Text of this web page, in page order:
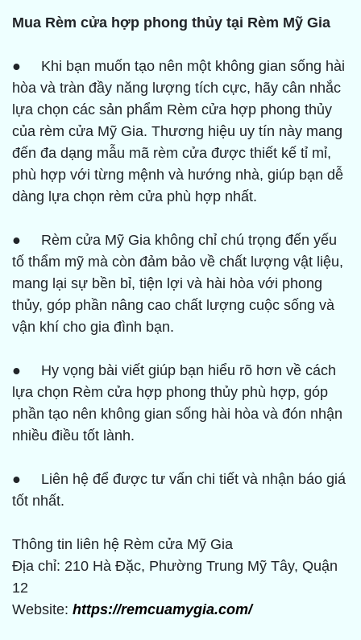
Mua Rèm cửa hợp phong thủy tại Rèm Mỹ Gia
● Khi bạn muốn tạo nên một không gian sống hài
hòa và tràn đầy năng lượng tích cực, hãy cân nhắc
lựa chọn các sản phẩm Rèm cửa hợp phong thủy
của rèm cửa Mỹ Gia. Thương hiệu uy tín này mang
đến đa dạng mẫu mã rèm cửa được thiết kế tỉ mỉ,
phù hợp với từng mệnh và hướng nhà, giúp bạn dễ
dàng lựa chọn rèm cửa phù hợp nhất.
● Rèm cửa Mỹ Gia không chỉ chú trọng đến yếu
tố thẩm mỹ mà còn đảm bảo về chất lượng vật liệu,
mang lại sự bền bỉ, tiện lợi và hài hòa với phong
thủy, góp phần nâng cao chất lượng cuộc sống và
vận khí cho gia đình bạn.
● Hy vọng bài viết giúp bạn hiểu rõ hơn về cách
lựa chọn Rèm cửa hợp phong thủy phù hợp, góp
phần tạo nên không gian sống hài hòa và đón nhận
nhiều điều tốt lành.
● Liên hệ để được tư vấn chi tiết và nhận báo giá
tốt nhất.
Thông tin liên hệ Rèm cửa Mỹ Gia
Địa chỉ: 210 Hà Đặc, Phường Trung Mỹ Tây, Quận
12
Website: https://remcuamygia.com/